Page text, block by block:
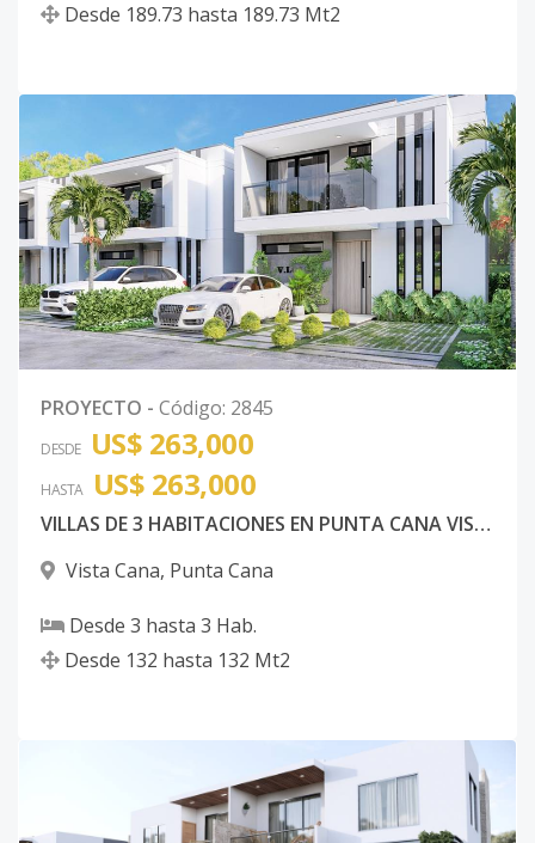
Desde 189.73 hasta 189.73 Mt2
PROYECTO - Código: 2845
DESDE US$ 263,000
HASTA US$ 263,000
VILLAS DE 3 HABITACIONES EN PUNTA CANA VISTA CANA
Vista Cana, Punta Cana
Desde 3 hasta 3 Hab.
Desde 132 hasta 132 Mt2